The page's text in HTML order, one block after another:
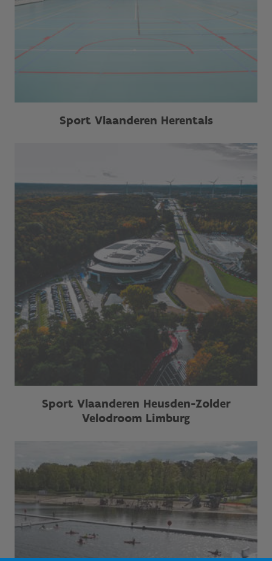
Sport Vlaanderen Herentals
Sport Vlaanderen Heusden-Zolder
Velodroom Limburg